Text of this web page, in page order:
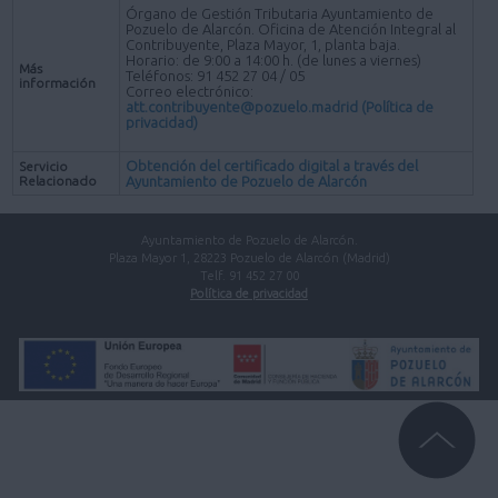
Más
información
Órgano de Gestión Tributaria Ayuntamiento de
Pozuelo de Alarcón. Oficina de Atención Integral al
Contribuyente, Plaza Mayor, 1, planta baja.
Horario: de 9:00 a 14:00 h. (de lunes a viernes)
Teléfonos: 91 452 27 04 / 05
Correo electrónico:
att.contribuyente@pozuelo.madrid (Política de
privacidad)
Servicio
Relacionado
Obtención del certificado digital a través del
Ayuntamiento de Pozuelo de Alarcón
Ayuntamiento de Pozuelo de Alarcón.
Plaza Mayor 1, 28223 Pozuelo de Alarcón (Madrid)
Telf. 91 452 27 00
Política de privacidad